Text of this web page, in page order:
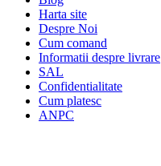
Harta site
Despre Noi
Cum comand
Informatii despre livrare
SAL
Confidentialitate
Cum platesc
ANPC